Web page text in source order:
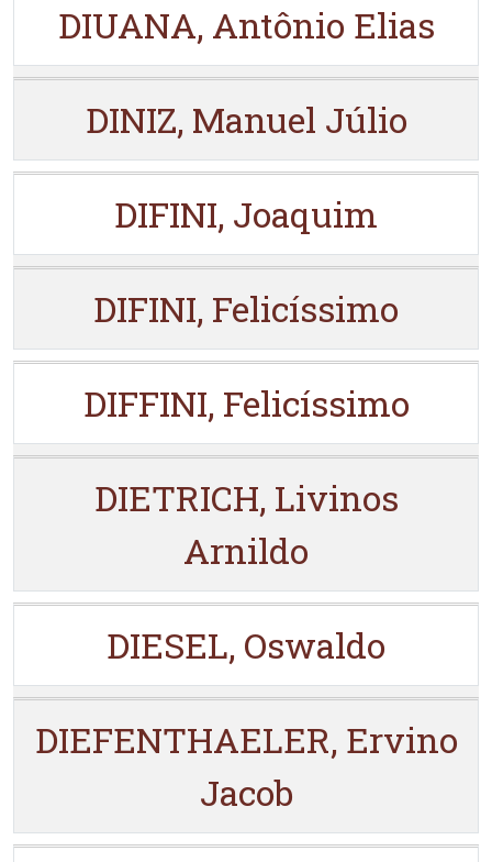
DIUANA, Antônio Elias
DINIZ, Manuel Júlio
DIFINI, Joaquim
DIFINI, Felicíssimo
DIFFINI, Felicíssimo
DIETRICH, Livinos
Arnildo
DIESEL, Oswaldo
DIEFENTHAELER, Ervino
Jacob